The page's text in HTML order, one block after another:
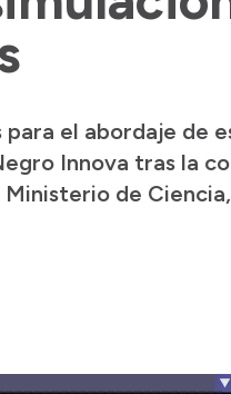
el abordaje de
Innova tras la
de